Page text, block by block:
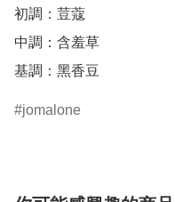
初調：荳蔻
中調：含羞草
基調：黑香豆
jomalone